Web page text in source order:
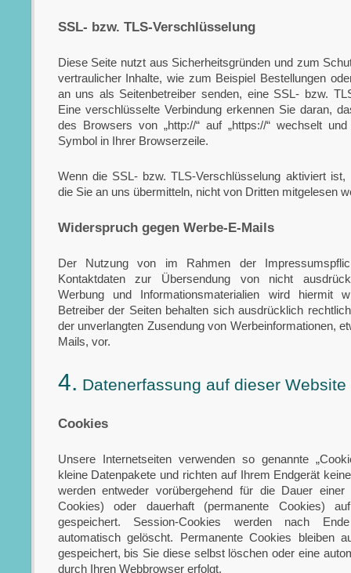
SSL- bzw. TLS-Verschlüsselung
Diese Seite nutzt aus Sicherheitsgründen und zum
vertraulicher Inhalte, wie zum Beispiel Bestellungen
an uns als Seitenbetreiber senden, eine SSL- bzw.
Eine verschlüsselte Verbindung erkennen Sie daran,
des Browsers von „http://“ auf „https://“ wechselt
Symbol in Ihrer Browserzeile.
Wenn die SSL- bzw. TLS-Verschlüsselung aktiviert ist,
die Sie an uns übermitteln, nicht von Dritten mitgelesen
Widerspruch gegen Werbe-E-Mails
Der Nutzung von im Rahmen der
Kontaktdaten zur Übersendung von nicht
Werbung und Informationsmaterialien wird hiermit
Betreiber der Seiten behalten sich ausdrücklich
der unverlangten Zusendung von Werbeinformationen,
Mails, vor.
4. Datenerfassung auf dieser Website
Cookies
Unsere Internetseiten verwenden so genannte
kleine Datenpakete und richten auf Ihrem Endgerät
werden entweder vorübergehend für die Dauer einer
Cookies) oder dauerhaft (permanente Cookies)
gespeichert. Session-Cookies werden nach
automatisch gelöscht. Permanente Cookies bleiben
gespeichert, bis Sie diese selbst löschen oder eine
durch Ihren Webbrowser erfolgt.